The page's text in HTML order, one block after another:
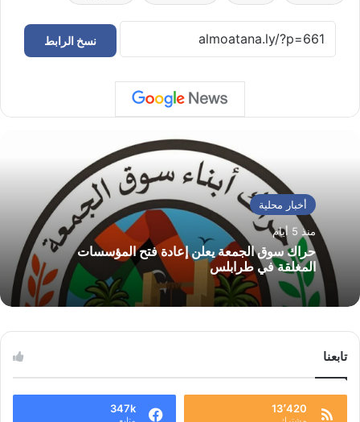
نسخ الرابط
أخبار محلية
منذ 5 أيام
حراك سوق الجمعة يعلن إعادة فتح المؤسسات
المغلقة في طرابلس
تابعنا
13٬420 347k